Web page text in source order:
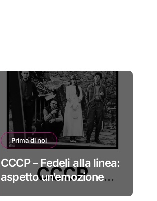
Prima di noi
CCCP – Fedeli alla linea:
aspetto un’emozione